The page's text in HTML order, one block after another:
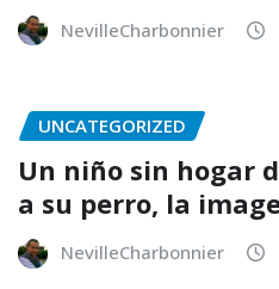
NevilleCharbonnier
UNCATEGORIZED
Un niño sin hogar
a su perro, la
NevilleCharbonnier